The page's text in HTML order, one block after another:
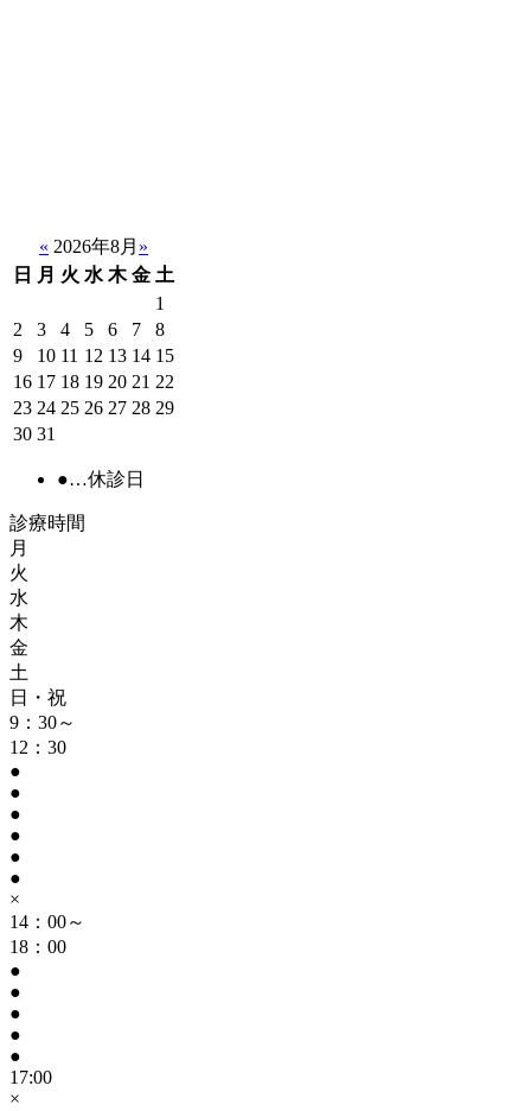
« 2026年8月 »
日
月 火 水 木 金 土
1
2
3 4 5 6 7
8
9
10 11 12 13 14 15
16 17 18 19 20 21 22
23 24 25 26 27 28 29
30 31
●…休診日
診療時間
月
火
水
木
金
土
日・祝
9：30～
12：30
●
●
●
●
●
●
×
14：00～
18：00
●
●
●
●
●
17:00
×